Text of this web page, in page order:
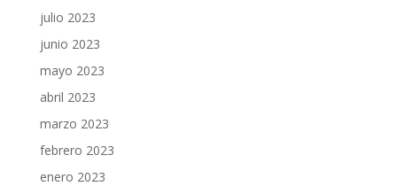
julio 2023
junio 2023
mayo 2023
abril 2023
marzo 2023
febrero 2023
enero 2023